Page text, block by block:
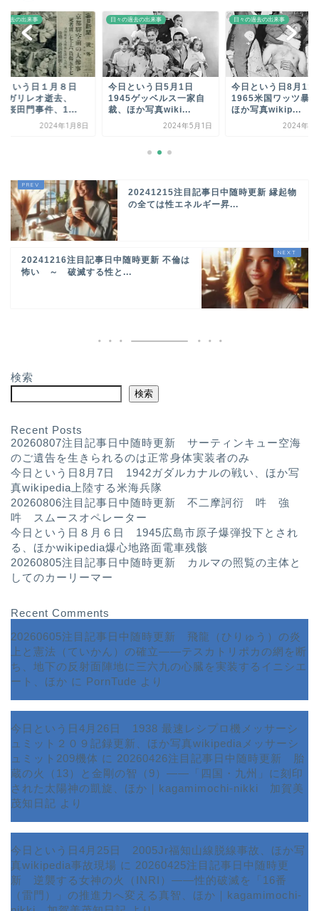
過去の出来事
という日１月８日
ガリレオ逝去、
桜田門事件、1...
2024年1月8日
日々の過去の出来事
今日という日5月1日
1945ゲッベルス一家自
裁、ほか写真wiki...
2024年5月1日
日々の過去の出来事
今日という日8月
1965米国ワッツ暴
ほか写真wikip...
2024年8
20241215注目記事日中随時更新 縁起物
の全ては性エネルギー昇...
20241216注目記事日中随時更新 不倫は
怖い ～ 破滅する性と...
検索
検索
Recent Posts
20260807注目記事日中随時更新 サーティンキュー空海
のご遺告を生きられるのは正常身体実装者のみ
今日という日8月7日 1942ガダルカナルの戦い、ほか写
真wikipedia上陸する米海兵隊
20260806注目記事日中随時更新 不二摩訶衍 吽 強
吽 スムースオペレーター
今日という日８月６日 1945広島市原子爆弾投下とされ
る、ほかwikipedia爆心地路面電車残骸
20260805注目記事日中随時更新 カルマの照覧の主体と
してのカーリーマー
Recent Comments
20260605注目記事日中随時更新 飛龍（ひりゅう）の炎
上と憲法（ていかん）の確立――テスカトリポカの網を断
ち、地下の反射面陣地に三六九の心臓を実装するイニシエ
ート、ほか に PornTude より
今日という日4月26日 1938 最速レシプロ機メッサーシ
ュミット２０９記録更新、ほか写真wikipediaメッサーシ
ュミット209機体 に 20260426注目記事日中随時更新 胎
蔵の火（13）と金剛の智（9）――「四国・九州」に刻印
された太陽神の凱旋、ほか｜kagamimochi-nikki 加賀美
茂知日記 より
今日という日4月25日 2005Jr福知山線脱線事故、ほか写
真wikipedia事故現場 に 20260425注目記事日中随時更
新 逆襲する女神の火（INRI）――性的破滅を「16番
（雷門）」の推進力へ変える真智、ほか｜kagamimochi-
ホーム